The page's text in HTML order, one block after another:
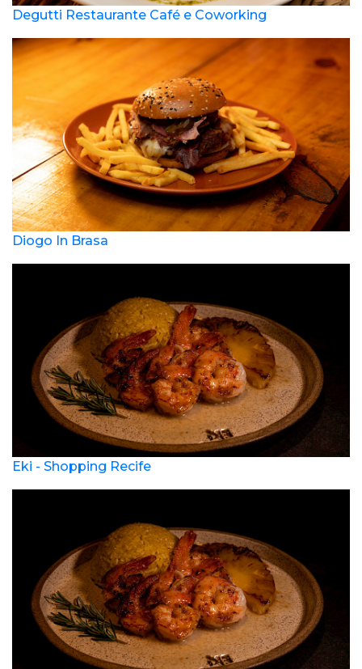
Degutti Restaurante Café e Coworking
Diogo In Brasa
Eki - Shopping Recife